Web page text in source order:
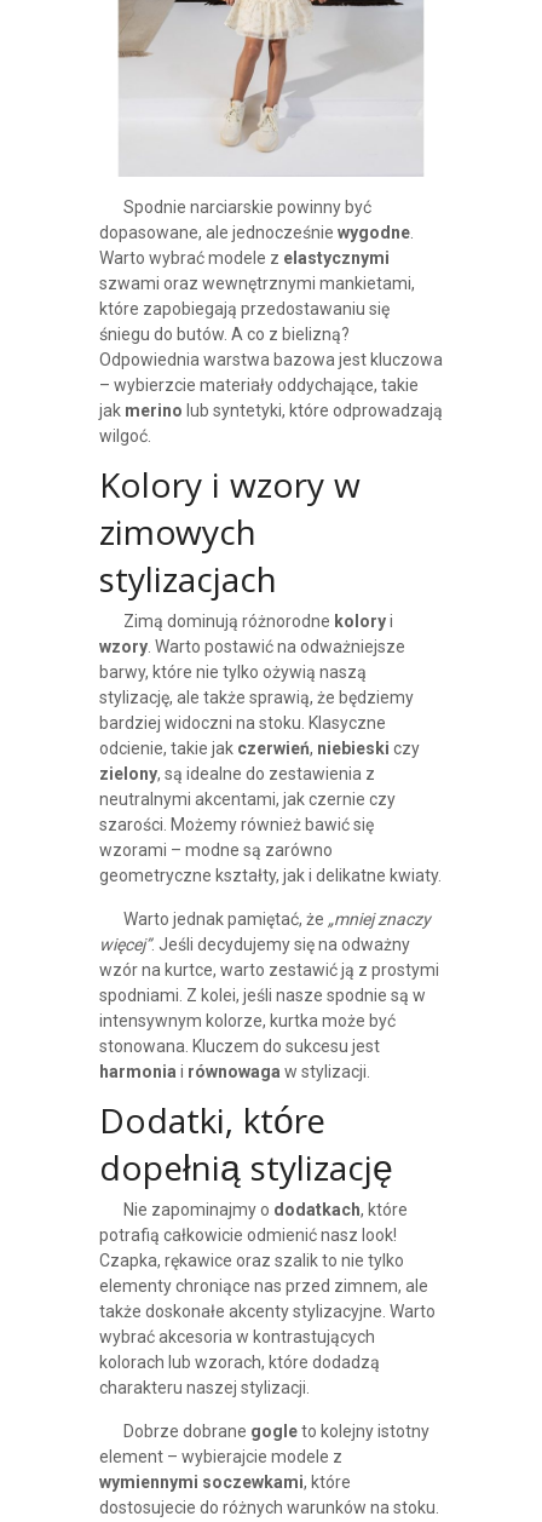
Spodnie narciarskie powinny być
dopasowane, ale jednocześnie wygodne.
Warto wybrać modele z elastycznymi
szwami oraz wewnętrznymi mankietami,
które zapobiegają przedostawaniu się
śniegu do butów. A co z bielizną?
Odpowiednia warstwa bazowa jest kluczowa
– wybierzcie materiały oddychające, takie
jak merino lub syntetyki, które odprowadzają
wilgoć.
Kolory i wzory w
zimowych
stylizacjach
Zimą dominują różnorodne koloryi
wzory. Warto postawić na odważniejsze
barwy, które nie tylko ożywią naszą
stylizację, ale także sprawią, że będziemy
bardziej widoczni na stoku. Klasyczne
odcienie, takie jak czerwień, niebieski czy
zielony, są idealne do zestawienia z
neutralnymi akcentami, jak czernie czy
szarości. Możemy również bawić się
wzorami – modne są zarówno
geometryczne kształty, jak i delikatne kwiaty.
Warto jednak pamiętać, że „mniej znaczy
więcej”. Jeśli decydujemy się na odważny
wzór na kurtce, warto zestawić ją z prostymi
spodniami. Z kolei, jeśli nasze spodnie są w
intensywnym kolorze, kurtka może być
stonowana. Kluczem do sukcesu jest
harmonia i równowaga w stylizacji.
Dodatki, które
dopełnią stylizację
Nie zapominajmy o dodatkach, które
potrafią całkowicie odmienić nasz look!
Czapka, rękawice oraz szalik to nie tylko
elementy chroniące nas przed zimnem, ale
także doskonałe akcenty stylizacyjne. Warto
wybrać akcesoria w kontrastujących
kolorach lub wzorach, które dodadzą
charakteru naszej stylizacji.
Dobrze dobrane gogleto kolejny istotny
element – wybierajcie modele z
wymiennymi soczewkami, które
dostosujecie do różnych warunków na stoku.